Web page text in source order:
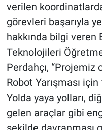
verilen
görevleri başarıyla
hakkında bilgi veren
Teknolojileri
Perdahçı, “Projemiz
Robot Yarışması
Yolda yaya yolları,
gelen araçlar gibi